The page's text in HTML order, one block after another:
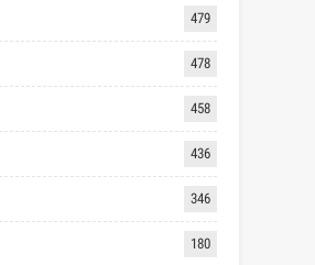
479
478
458
436
346
180